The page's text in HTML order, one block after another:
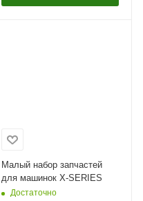
Малый набор запчастей
для машинок X-SERIES
Достаточно